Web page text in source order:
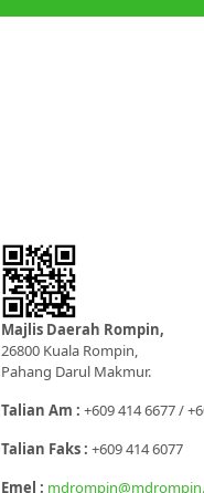
Majlis Daerah Rompin,
26800 Kuala Rompin,
Pahang Darul Makmur.
Talian Am : +609 414 6677 /
Talian Faks : +609 414 6077
Emel :